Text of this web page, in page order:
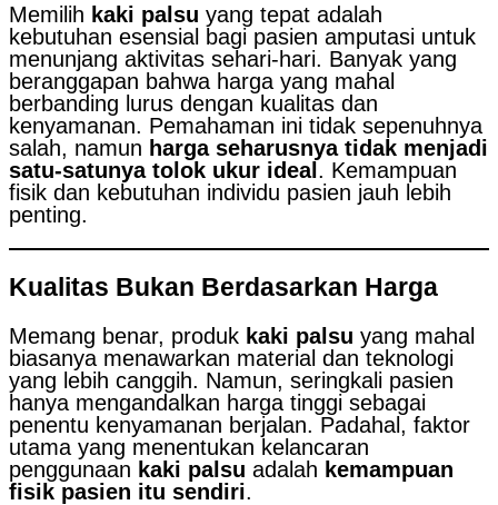
Memilih kaki palsu yang tepat adalah
kebutuhan esensial bagi pasien amputasi untuk
menunjang aktivitas sehari-hari. Banyak yang
beranggapan bahwa harga yang mahal
berbanding lurus dengan kualitas dan
kenyamanan. Pemahaman ini tidak sepenuhnya
salah, namun harga seharusnya tidak menjadi
satu-satunya tolok ukur ideal . Kemampuan
fisik dan kebutuhan individu pasien jauh lebih
penting.
Kualitas Bukan Berdasarkan Harga
Memang benar, produk kaki palsu yang mahal
biasanya menawarkan material dan teknologi
yang lebih canggih. Namun, seringkali pasien
hanya mengandalkan harga tinggi sebagai
penentu kenyamanan berjalan. Padahal, faktor
utama yang menentukan kelancaran
penggunaan kaki palsu adalah kemampuan
fisik pasien itu sendiri.